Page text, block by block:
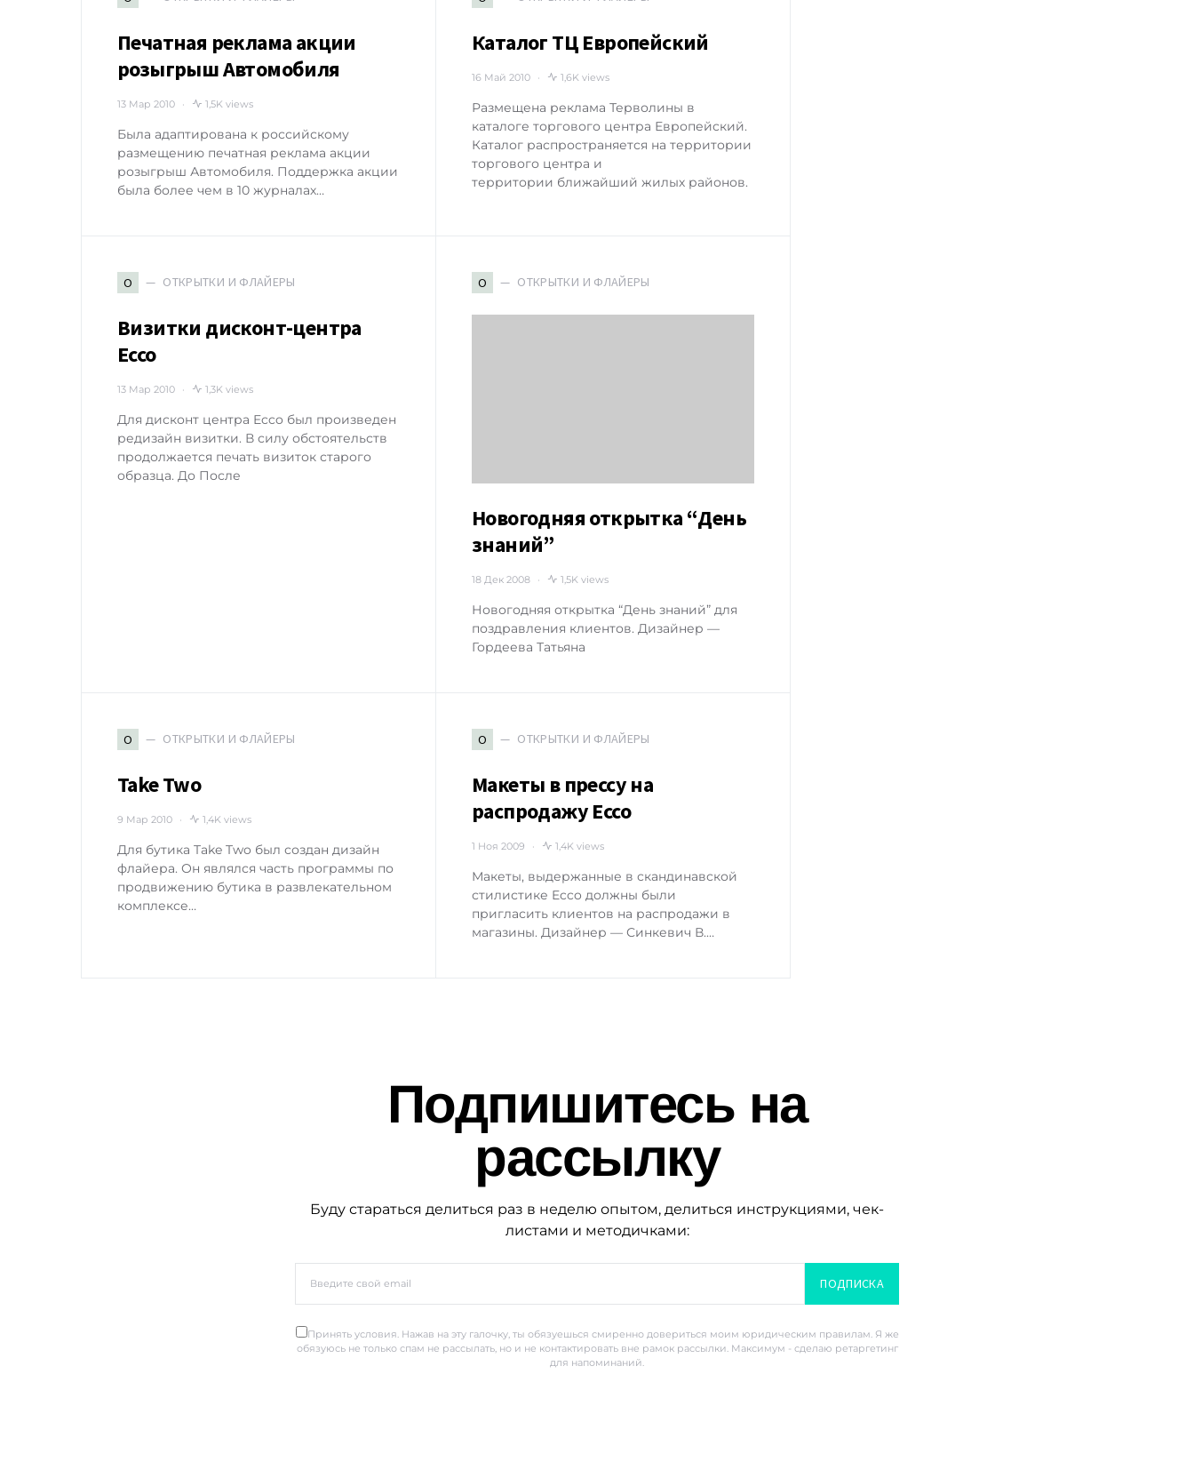
Печатная реклама акции
розыгрыш Автомобиля
13 Мар 2010 1,5K views
Была адаптирована к российскому
размещению печатная реклама акции
розыгрыш Автомобиля. Поддержка акции
была более чем в 10 журналах…
Каталог ТЦ Европейский
16 Май 2010 1,6K views
Размещена реклама Терволины в
каталоге торгового центра Европейский.
Каталог распространяется на территории
торгового центра и
территории ближайший жилых районов.
О ОТКРЫТКИ И ФЛАЙЕРЫ
Визитки дисконт-центра
Ecco
13 Мар 2010 1,3K views
Для дисконт центра Ecco был произведен
редизайн визитки. В силу обстоятельств
продолжается печать визиток старого
образца. До После
О ОТКРЫТКИ И ФЛАЙЕРЫ
Новогодняя открытка “День
знаний”
18 Дек 2008 1,5K views
Новогодняя открытка “День знаний” для
поздравления клиентов. Дизайнер —
Гордеева Татьяна
О ОТКРЫТКИ И ФЛАЙЕРЫ
Take Two
9 Мар 2010 1,4K views
Для бутика Take Two был создан дизайн
флайера. Он являлся часть программы по
продвижению бутика в развлекательном
комплексе…
О ОТКРЫТКИ И ФЛАЙЕРЫ
Макеты в прессу на
распродажу Ecco
1 Ноя 2009 1,4K views
Макеты, выдержанные в скандинавской
стилистике Ecco должны были
пригласить клиентов на распродажи в
магазины. Дизайнер — Синкевич В.…
Подпишитесь на
рассылку
Буду стараться делиться раз в неделю опытом, делиться инструкциями, чек-
листами и методичками:
ПОДПИСКА
Принять условия. Нажав на эту галочку, ты обязуешься смиренно довериться моим юридическим правилам. Я же
обязуюсь не только спам не рассылать, но и не контактировать вне рамок рассылки. Максимум - сделаю ретаргетинг
для напоминаний.